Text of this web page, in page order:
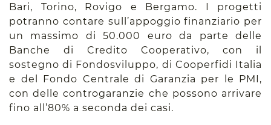
Bari, Torino, Rovigo e Bergamo. I progetti
potranno contare sull’appoggio finanziario per
un massimo di 50.000 euro da parte delle
Banche di Credito Cooperativo, con il
sostegno di Fondosviluppo, di Cooperfidi Italia
e del Fondo Centrale di Garanzia per le PMI,
con delle controgaranzie che possono arrivare
fino all’80% a seconda dei casi.